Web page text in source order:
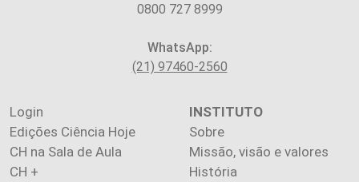
0800 727 8999
WhatsApp:
(21) 97460-2560
Login
Edições Ciência Hoje
CH na Sala de Aula
CH +
INSTITUTO
Sobre
Missão, visão e valores
História